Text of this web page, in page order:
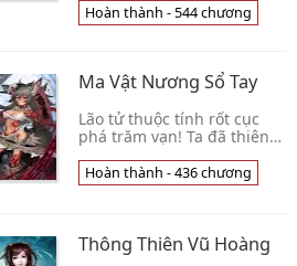
Trắng: Ngươi bị mèo cào
qua. Sengoku: Thủ hạ ta so
Hoàn thành - 544 chương
Ma Vật Nương Sổ Tay
Lão tử thuộc tính rốt cục
phá trăm vạn! Ta đã thiên
ha ha ha! ! Đinh! Hệ thống
phát hiện ma vật nương,
Hoàn thành - 436 chương
Thông Thiên Vũ Hoàng